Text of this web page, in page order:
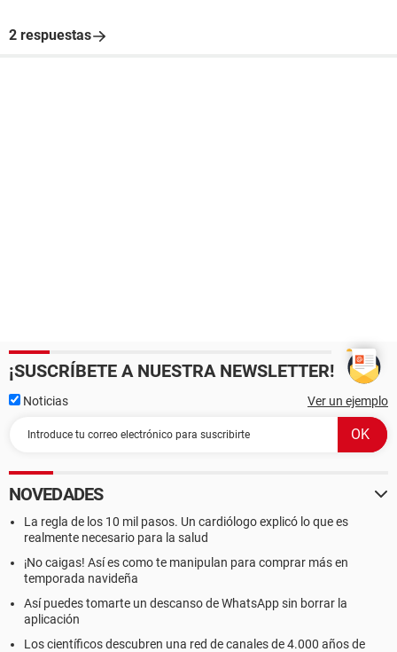
2 respuestas
¡SUSCRÍBETE A NUESTRA NEWSLETTER!
Noticias Ver un ejemplo
NOVEDADES
La regla de los 10 mil pasos. Un cardiólogo explicó lo que es
realmente necesario para la salud
¡No caigas! Así es como te manipulan para comprar más en
temporada navideña
Así puedes tomarte un descanso de WhatsApp sin borrar la
aplicación
Los científicos descubren una red de canales de 4.000 años de